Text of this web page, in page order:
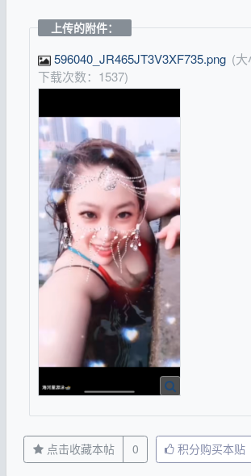
上传的附件：
596040_JR465JT3V3XF735.png (大
下载次数：1537)
点击收藏本帖 0 积分购买本贴